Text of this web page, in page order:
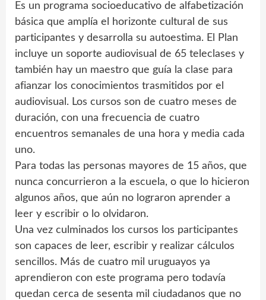
Es un programa socioeducativo de alfabetización
básica que amplía el horizonte cultural de sus
participantes y desarrolla su autoestima. El Plan
incluye un soporte audiovisual de 65 teleclases y
también hay un maestro que guía la clase para
afianzar los conocimientos trasmitidos por el
audiovisual. Los cursos son de cuatro meses de
duración, con una frecuencia de cuatro
encuentros semanales de una hora y media cada
uno.
Para todas las personas mayores de 15 años, que
nunca concurrieron a la escuela, o que lo hicieron
algunos años, que aún no lograron aprender a
leer y escribir o lo olvidaron.
Una vez culminados los cursos los participantes
son capaces de leer, escribir y realizar cálculos
sencillos. Más de cuatro mil uruguayos ya
aprendieron con este programa pero todavía
quedan cerca de sesenta mil ciudadanos que no